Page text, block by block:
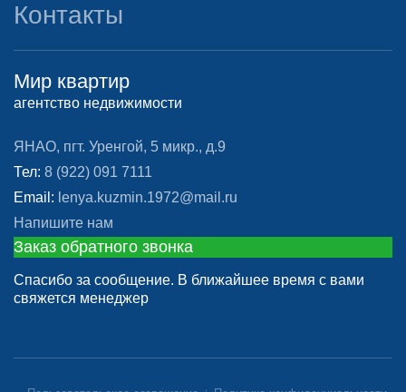
Контакты
Мир квартир
агентство недвижимости
ЯНАО, пгт. Уренгой, 5 микр., д.9
Тел: 8 (922) 091 7111
Email: lenya.kuzmin.1972@mail.ru
Напишите нам
Заказ обратного звонка
Спасибо за сообщение. В ближайшее время с вами
свяжется менеджер